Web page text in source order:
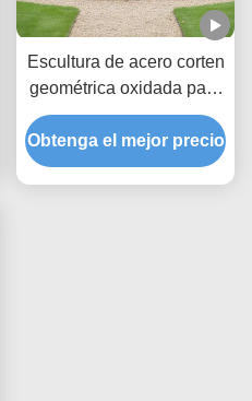
Escultura de acero corten
geométrica oxidada para
decoración de jardín al
aire libre y arte
paisajístico
Obtenga el mejor precio